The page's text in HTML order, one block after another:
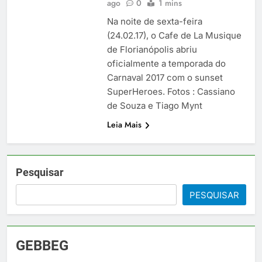
ago
0 1 mins
Na noite de sexta-feira
(24.02.17), o Cafe de La Musique
de Florianópolis abriu
oficialmente a temporada do
Carnaval 2017 com o sunset
SuperHeroes. Fotos : Cassiano
de Souza e Tiago Mynt
Leia Mais
Pesquisar
PESQUISAR
GEBBEG